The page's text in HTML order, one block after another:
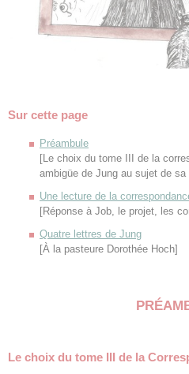
Sur cette page
Préambule
[Le choix du tome III de la
ambigüe de Jung au sujet de sa
Une lecture de la
[Réponse à Job, le projet, les
Quatre lettres de Jung
[À la pasteure Dorothée Hoch]
Le choix du tome III de la